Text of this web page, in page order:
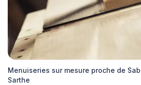
Menuiseries sur mesure proche de
Sarthe